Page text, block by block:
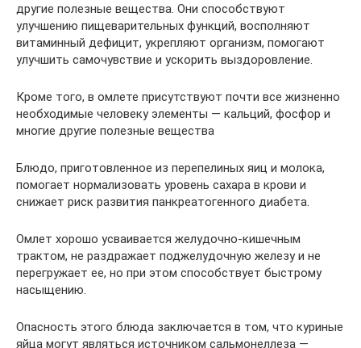
другие полезные вещества. Они способствуют
улучшению пищеварительных функций, восполняют
витаминный дефицит, укрепляют организм, помогают
улучшить самочувствие и ускорить выздоровление.
Кроме того, в омлете присутствуют почти все жизненно
необходимые человеку элементы — кальций, фосфор и
многие другие полезные вещества
Блюдо, приготовленное из перепелиных яиц и молока,
помогает нормализовать уровень сахара в крови и
снижает риск развития панкреатогенного диабета.
Омлет хорошо усваивается желудочно-кишечным
трактом, не раздражает поджелудочную железу и не
перегружает ее, но при этом способствует быстрому
насыщению.
Опасность этого блюда заключается в том, что куриные
яйца могут являться источником сальмонеллеза —